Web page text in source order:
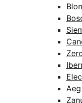
Aeg